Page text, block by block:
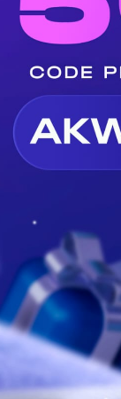
de nouvelles
son pain noir en